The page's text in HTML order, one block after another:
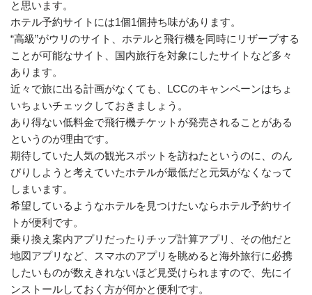
と思います。
ホテル予約サイトには1個1個持ち味があります。
“高級”がウリのサイト、ホテルと飛行機を同時にリザーブする
ことが可能なサイト、国内旅行を対象にしたサイトなど多々
あります。
近々で旅に出る計画がなくても、LCCのキャンペーンはちょ
いちょいチェックしておきましょう。
あり得ない低料金で飛行機チケットが発売されることがある
というのが理由です。
期待していた人気の観光スポットを訪ねたというのに、のん
びりしようと考えていたホテルが最低だと元気がなくなって
しまいます。
希望しているようなホテルを見つけたいならホテル予約サイ
トが便利です。
乗り換え案内アプリだったりチップ計算アプリ、その他だと
地図アプリなど、スマホのアプリを眺めると海外旅行に必携
したいものが数えきれないほど見受けられますので、先にイ
ンストールしておく方が何かと便利です。